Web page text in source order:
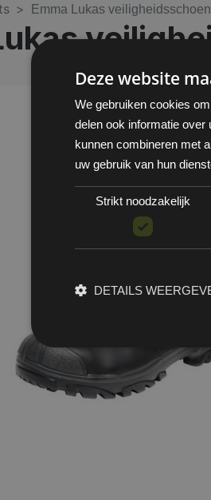
Emma Lukas
Deze website
We gebruiken cookies
delen ook informatie
kunnen combineren met
uw gebruik van hun
Strikt noodzakelijk
DETAILS